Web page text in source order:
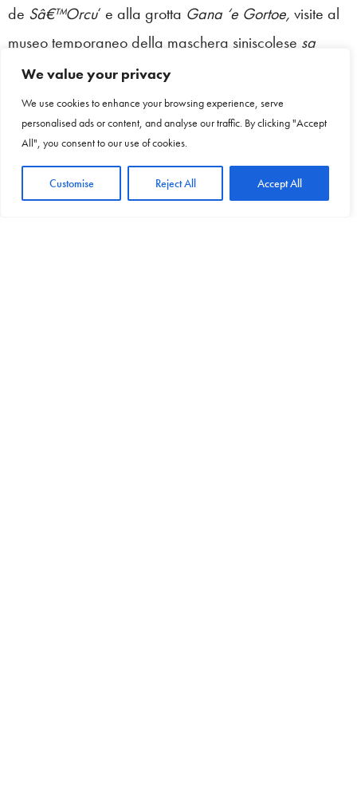
We value your privacy
We use cookies to enhance your browsing experience, serve
personalised ads or content, and analyse our traffic. By clicking "Accept
All", you consent to our use of cookies.
Customise Reject All Accept All
de Sâ€™Orcu‘ e alla grotta Gana ‘e Gortoe, visite al
museo temporaneo della maschera siniscolese sa
Carotza Thiniscolese,mostre fotografiche, percorsi
enogastronomici, laboratori e mercatini dell’usato,
sfilata ed esposizione di motociclette, tour delle chiese,
morra e balli in piazza.